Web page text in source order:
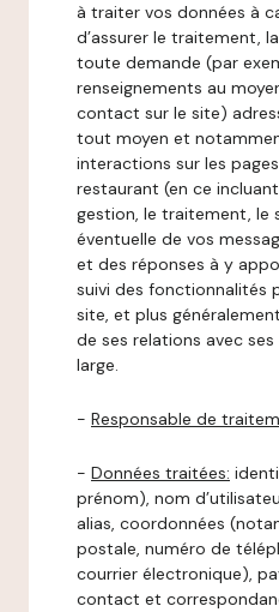
à traiter vos données à
d’assurer le traitement,
toute demande (par
renseignements au
contact sur le site)
tout moyen et
interactions sur les
restaurant (en ce
gestion, le traitement, le
éventuelle de vos
et des réponses à y
suivi des fonctionnalités
site, et plus
de ses relations avec
large.
- Responsable de
- Données traitées:
prénom), nom
alias, coordonnées
postale, numéro de
courrier électronique),
contact et